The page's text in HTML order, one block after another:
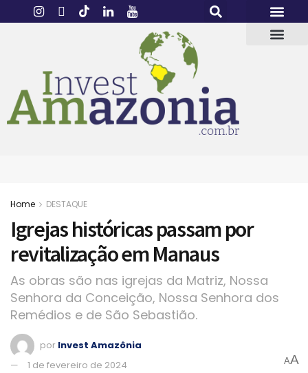
Home DESTAQUE
Igrejas históricas passam por
revitalização em Manaus
As obras são nas igrejas da Matriz, Nossa
Senhora da Conceição, Nossa Senhora dos
Remédios e de São Sebastião.
por Invest Amazônia
1 de fevereiro de 2024
AA